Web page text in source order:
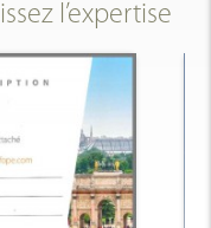
l’expertise